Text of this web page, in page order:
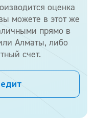
оценка
можете в этот же
прямо в
Алматы, либо
счет.